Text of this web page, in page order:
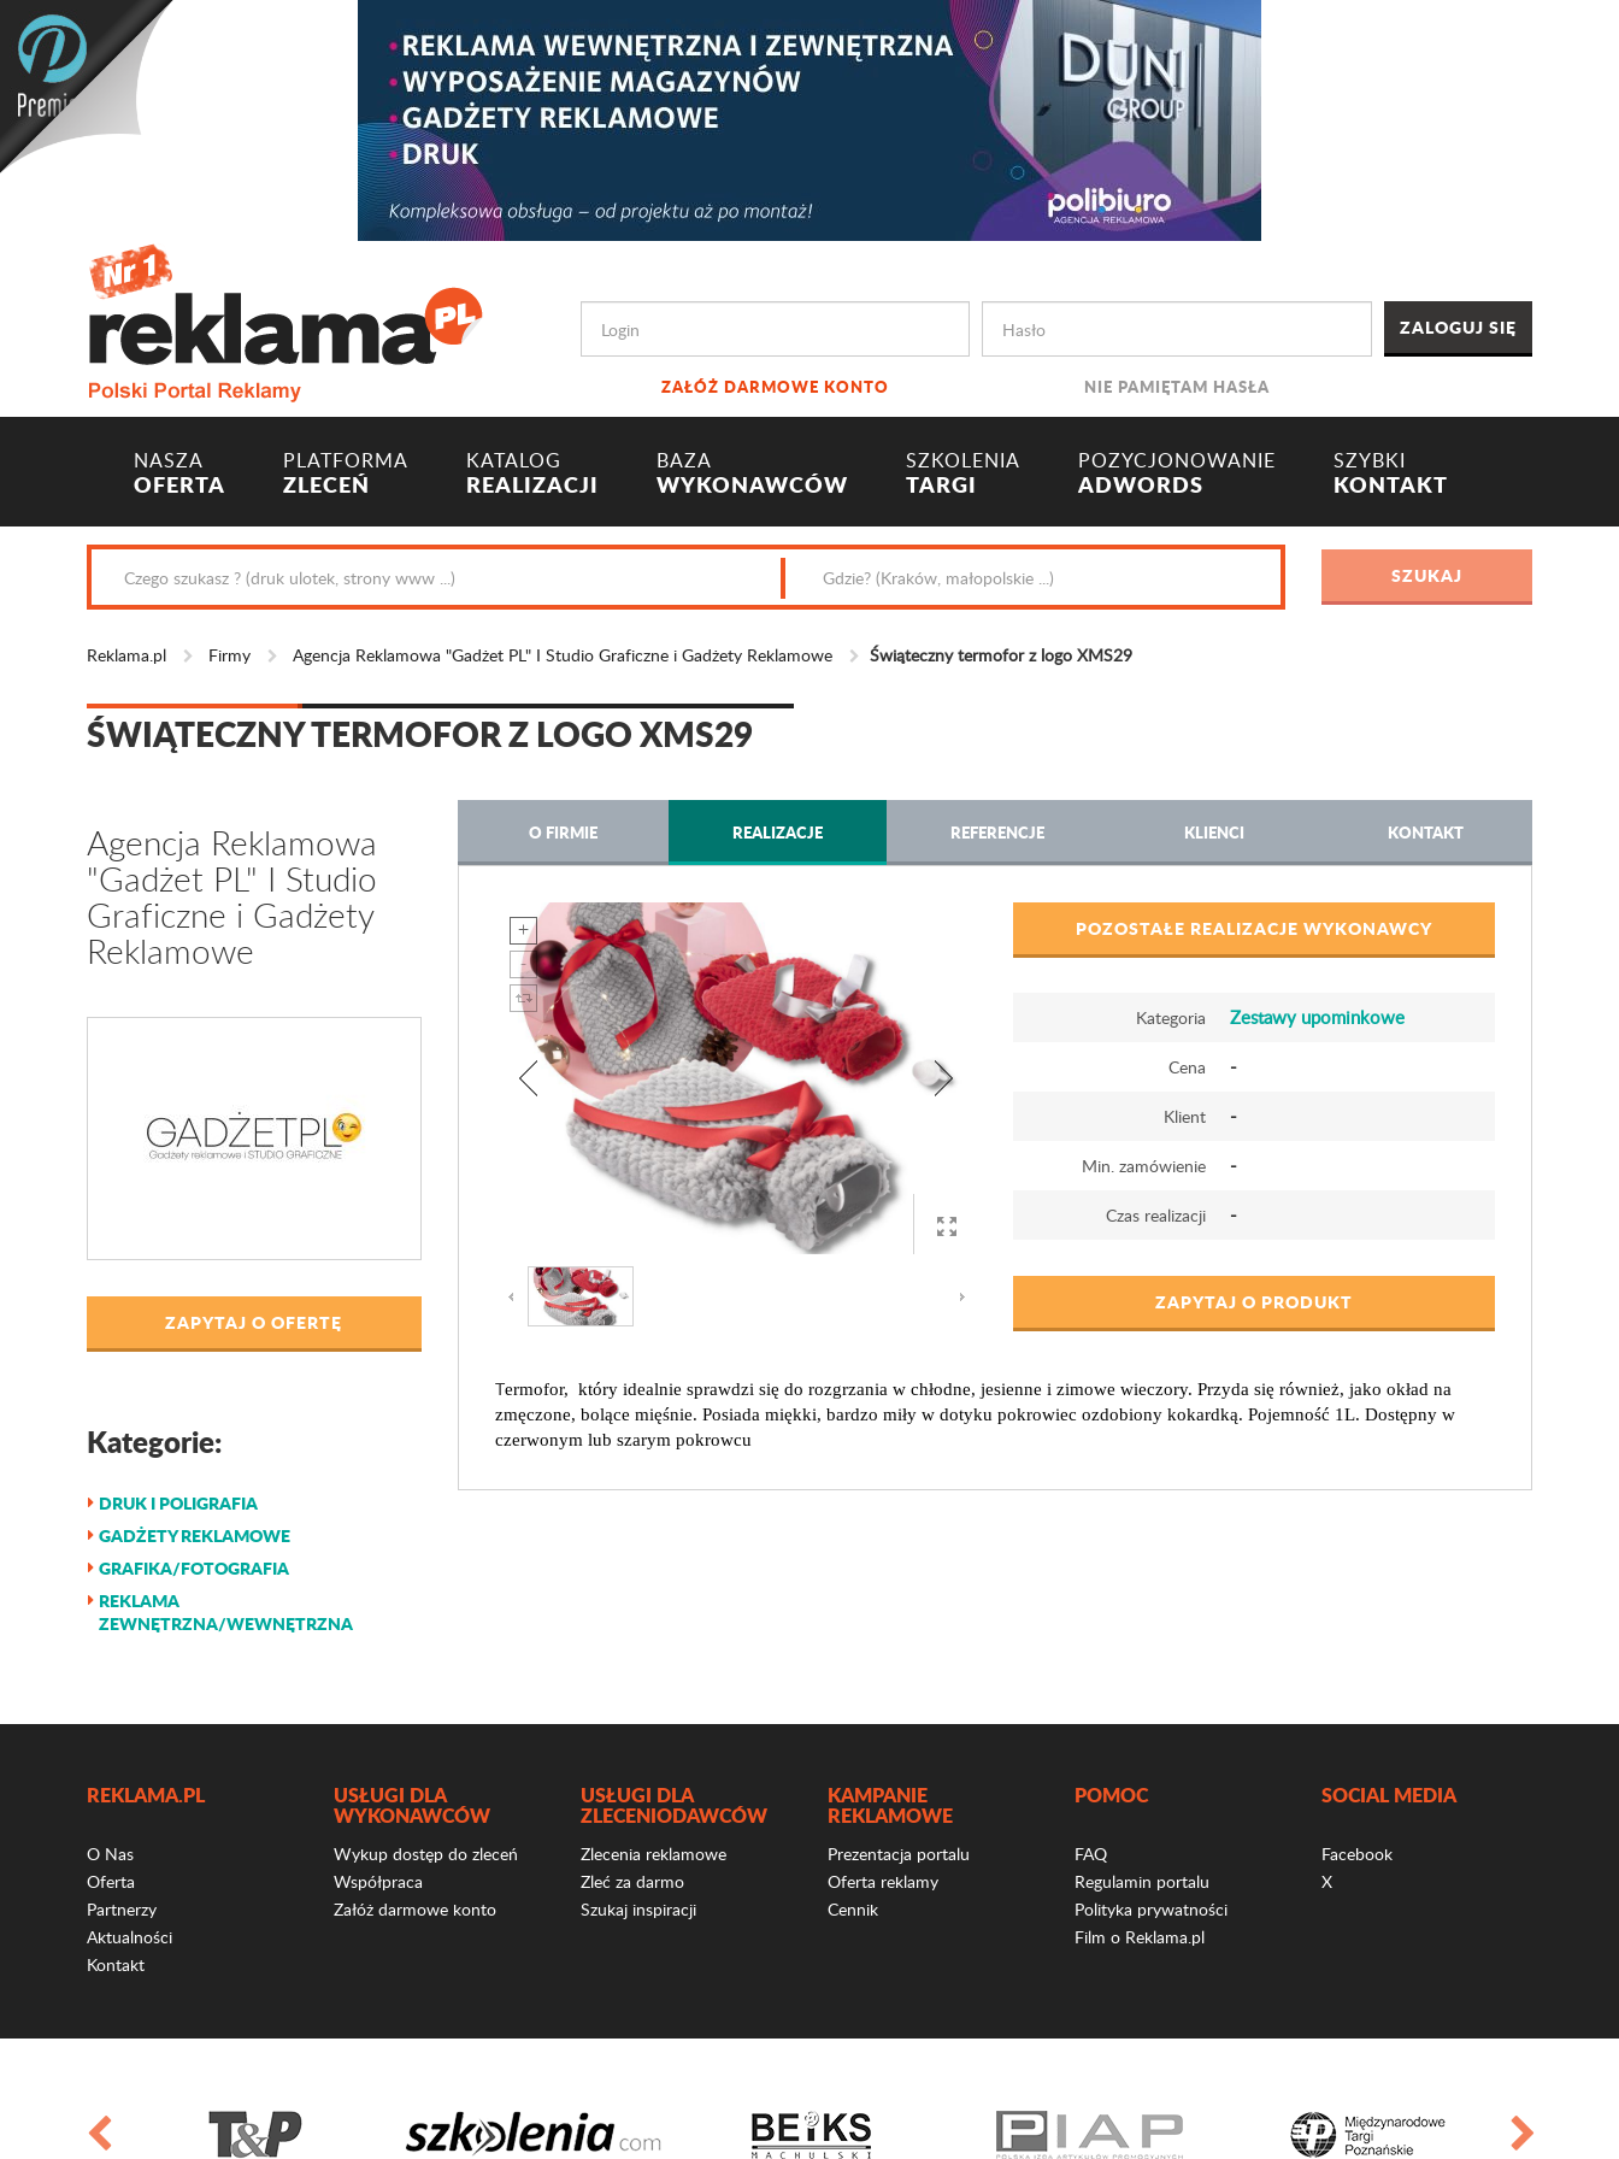
ZAŁÓŻ DARMOWE KONTO NIE PAMIĘTAM HASŁA
NASZA
OFERTA
PLATFORMA
ZLECEŃ
KATALOG
REALIZACJI
BAZA
WYKONAWCÓW
SZKOLENIA
TARGI
POZYCJONOWANIE
ADWORDS
SZYBKI
KONTAKT
Reklama.pl Firmy Agencja Reklamowa "Gadżet PL" I Studio Graficzne i Gadżety Reklamowe Świąteczny termofor z logo XMS29
ŚWIĄTECZNY TERMOFOR Z LOGO XMS29
Agencja Reklamowa
"Gadżet PL" I Studio
Graficzne i Gadżety
Reklamowe
ZAPYTAJ O OFERTĘ
Kategorie:
DRUK I POLIGRAFIA
GADŻETY REKLAMOWE
GRAFIKA/FOTOGRAFIA
REKLAMA
ZEWNĘTRZNA/WEWNĘTRZNA
O FIRMIE REALIZACJE REFERENCJE KLIENCI KONTAKT
POZOSTAŁE REALIZACJE WYKONAWCY
Kategoria Zestawy upominkowe
Cena -
Klient -
Min. zamówienie -
Czas realizacji -
ZAPYTAJ O PRODUKT
Termofor, który idealnie sprawdzi się do rozgrzania w chłodne, jesienne i zimowe wieczory. Przyda się również, jako okład na
zmęczone, bolące mięśnie. Posiada miękki, bardzo miły w dotyku pokrowiec ozdobiony kokardką. Pojemność 1L. Dostępny w
czerwonym lub szarym pokrowcu
REKLAMA.PL
O Nas
Oferta
Partnerzy
Aktualności
Kontakt
USŁUGI DLA
WYKONAWCÓW
Wykup dostęp do zleceń
Współpraca
Załóż darmowe konto
USŁUGI DLA
ZLECENIODAWCÓW
Zlecenia reklamowe
Zleć za darmo
Szukaj inspiracji
KAMPANIE
REKLAMOWE
Prezentacja portalu
Oferta reklamy
Cennik
POMOC
FAQ
Regulamin portalu
Polityka prywatności
Film o Reklama.pl
SOCIAL MEDIA
Facebook
X